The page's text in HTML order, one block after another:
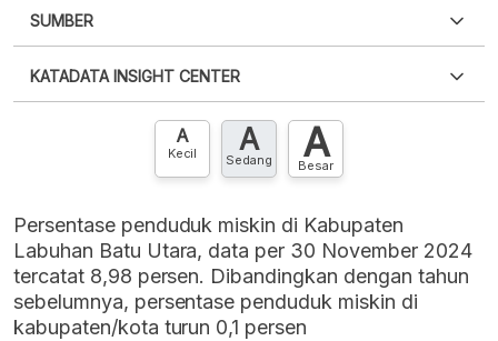
XLS
SUMBER
punya akun?Silakan Daftar sekarang
KATADATA INSIGHT CENTER
Hubungi sekarang »
A
Kecil A
Sedang A
Besar
Persentase penduduk miskin di Kabupaten
Labuhan Batu Utara, data per 30 November 2024
tercatat 8,98 persen. Dibandingkan dengan tahun
sebelumnya, persentase penduduk miskin di
kabupaten/kota turun 0,1 persen